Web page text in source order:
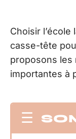
Choisir
casse-tête
proposons les
importantes à